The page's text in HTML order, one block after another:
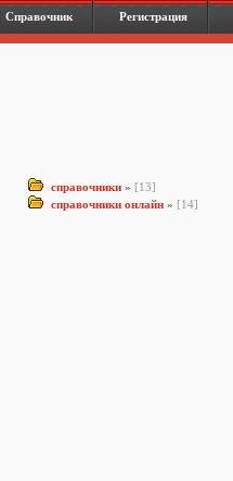
Справочник Регистрация
справочники » [13]
справочники онлайн » [14]